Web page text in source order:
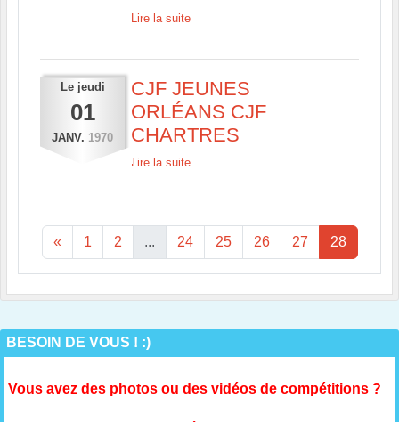
Lire la suite
Le jeudi
01
JANV. 1970
CJF JEUNES
ORLÉANS CJF
CHARTRES
Lire la suite
« 1 2 ... 24 25 26 27 28
BESOIN DE VOUS ! :)
Vous avez des photos ou des vidéos de compétitions ?